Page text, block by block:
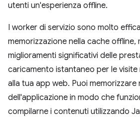
utenti un'esperienza offline.
I worker di servizio sono molto
memorizzazione nella cache
miglioramenti significativi delle
caricamento istantaneo per le
alla tua app web. Puoi memorizzare
dell'applicazione in modo che
compilarne i contenuti utilizzando